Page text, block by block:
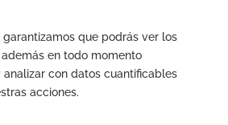
garantizamos que podrás ver los
en todo momento
con datos cuantificables
acciones.